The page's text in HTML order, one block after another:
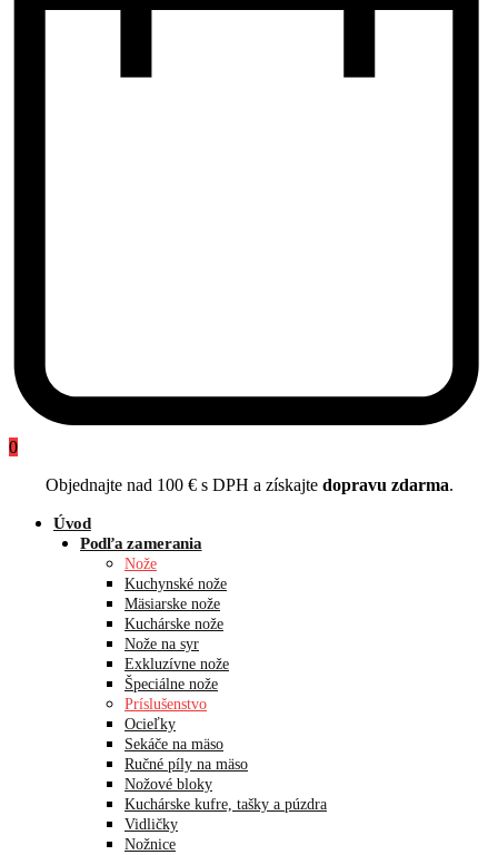
0
Objednajte nad 100 € s DPH a získajte dopravu zdarma.
Úvod
Podľa zamerania
Nože
Kuchynské nože
Mäsiarske nože
Kuchárske nože
Nože na syr
Exkluzívne nože
Špeciálne nože
Príslušenstvo
Ocieľky
Sekáče na mäso
Ručné píly na mäso
Nožové bloky
Kuchárske kufre, tašky a púzdra
Vidličky
Nožnice